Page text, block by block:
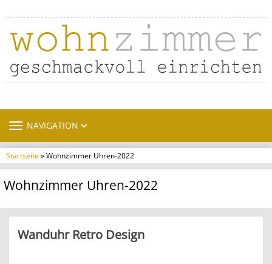
TOGGLE NAVIGATION
NAVIGATION
Startseite» Wohnzimmer Uhren-2022
Wohnzimmer Uhren-2022
Wanduhr Retro Design